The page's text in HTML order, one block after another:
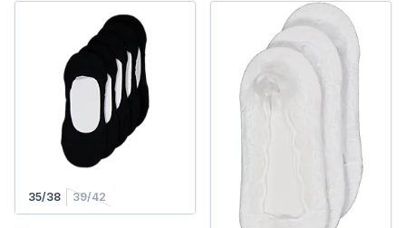
35/38 39/42